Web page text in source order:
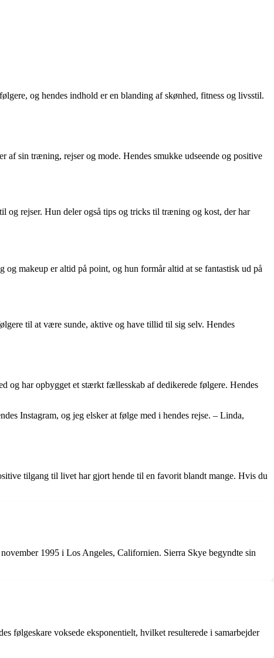
og hendes indhold er en blanding af skønhed, fitness og livsstil.
af sin træning, rejser og mode. Hendes smukke udseende og positive
og rejser. Hun deler også tips og tricks til træning og kost, der har
makeup er altid på point, og hun formår altid at se fantastisk ud på
til at være sunde, aktive og have tillid til sig selv. Hendes
og har opbygget et stærkt fællesskab af dedikerede følgere. Hendes
Instagram, og jeg elsker at følge med i hendes rejse. – Linda,
tilgang til livet har gjort hende til en favorit blandt mange. Hvis du
1995 i Los Angeles, Californien. Sierra Skye begyndte sin
følgeskare voksede eksponentielt, hvilket resulterede i samarbejder